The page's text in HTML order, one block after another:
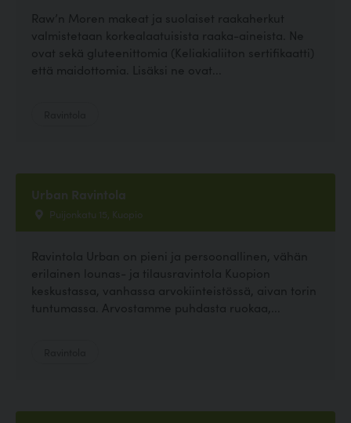
Raw’n Moren makeat ja suolaiset raakaherkut
valmistetaan korkealaatuisista raaka-aineista. Ne
ovat sekä gluteenittomia (Keliakialiiton sertifikaatti)
että maidottomia. Lisäksi ne ovat...
Urban Ravintola
Puijonkatu 15, Kuopio
Ravintola Urban on pieni ja persoonallinen, vähän
erilainen lounas- ja tilausravintola Kuopion
keskustassa, vanhassa arvokiinteistössä, aivan torin
tuntumassa. Arvostamme puhdasta ruokaa,...